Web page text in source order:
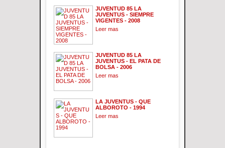
JUVENTUD 85 LA
JUVENTUS - SIEMPRE
VIGENTES - 2008
Leer mas
JUVENTUD 85 LA
JUVENTUS - EL PATA DE
BOLSA - 2006
Leer mas
LA JUVENTUS - QUE
ALBOROTO - 1994
Leer mas